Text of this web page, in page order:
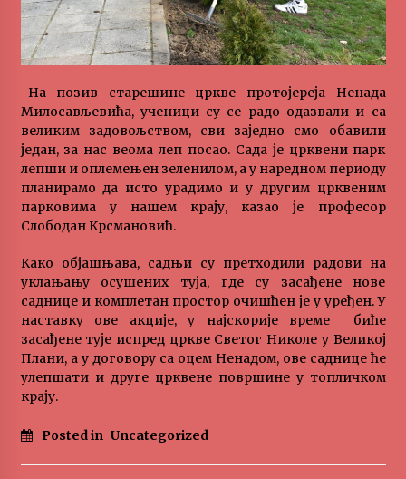
MEDALJE ZA TOPLIČANIN NA MEĐUNARODNOJ
SCENI!
4 months ago
“ИМА РУПА ДА ПРОПАДНЕШ”
4 months ago
Karatisti Topličanina osvojili 24 medalje na
Prvenstvu regiona u Jagodini
5 months ago
ОБАВЕШТЕЊЕ
5 months ago
Specijalna projekcija filma „Sportsko srce“ uz
gostovanje glumačke ekipe u Cineplexx Niš
bioskopu. Petak, 13, mart od 19.30 časova
-На позив старешине цркве протојереја Ненада
Милосављевића, ученици су се радо одазвали и са
великим задовољством, сви заједно смо обавили
један, за нас веома леп посао. Сада је црквени парк
лепши и оплемењен зеленилом, а у наредном периоду
планирамо да исто урадимо и у другим црквеним
парковима у нашем крају, казао је професор
Слободан Крсмановић.
Како објашњава, садњи су претходили радови на
уклањању осушених туја, где су засађене нове
саднице и комплетан простор очишћен је у уређен. У
наставку ове акције, у најскорије време биће
засађене тује испред цркве Светог Николе у Великој
Плани, а у договору са оцем Ненадом, ове саднице ће
улепшати и друге црквене површине у топличком
крају.
Posted in Uncategorized